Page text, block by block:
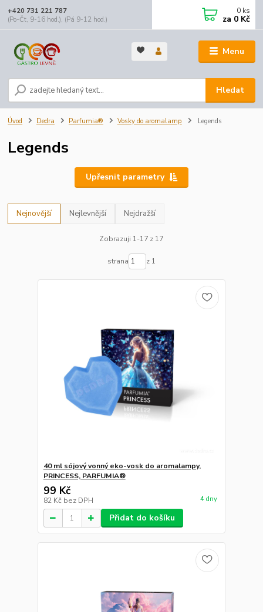
Menu
Hledat
+420 731 221 787
(Po-Čt, 9-16 hod.), (Pá 9-12 hod.)
0 ks
za 0 Kč
Úvod Dedra Parfumia® Vosky do aromalamp Legends
Legends
Upřesnit parametry
Nejnovější Nejlevnější Nejdražší
Zobrazuji 1-17 z 17
strana z 1
40 ml sójový vonný eko-vosk do aromalampy,
PRINCESS, PARFUMIA®
99 Kč
82 Kč bez DPH 4 dny
Přidat do košíku